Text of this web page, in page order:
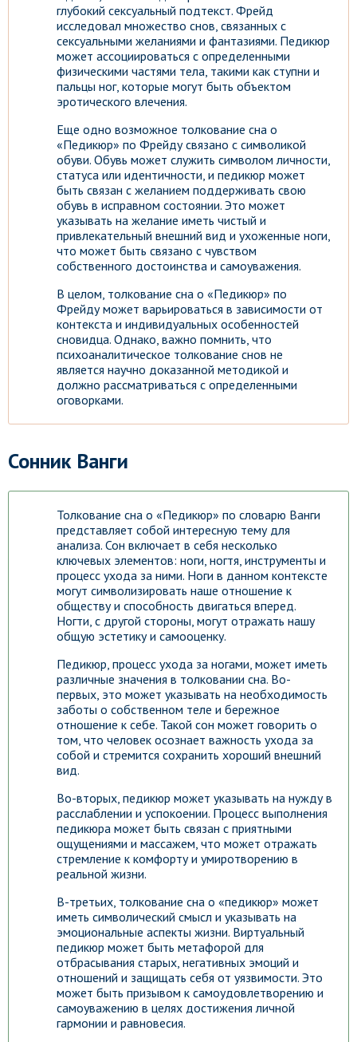
глубокий сексуальный подтекст. Фрейд
исследовал множество снов, связанных с
сексуальными желаниями и фантазиями. Педикюр
может ассоциироваться с определенными
физическими частями тела, такими как ступни и
пальцы ног, которые могут быть объектом
эротического влечения.
Еще одно возможное толкование сна о
«Педикюр» по Фрейду связано с символикой
обуви. Обувь может служить символом личности,
статуса или идентичности, и педикюр может
быть связан с желанием поддерживать свою
обувь в исправном состоянии. Это может
указывать на желание иметь чистый и
привлекательный внешний вид и ухоженные ноги,
что может быть связано с чувством
собственного достоинства и самоуважения.
В целом, толкование сна о «Педикюр» по
Фрейду может варьироваться в зависимости от
контекста и индивидуальных особенностей
сновидца. Однако, важно помнить, что
психоаналитическое толкование снов не
является научно доказанной методикой и
должно рассматриваться с определенными
оговорками.
Сонник Ванги
Толкование сна о «Педикюр» по словарю Ванги
представляет собой интересную тему для
анализа. Сон включает в себя несколько
ключевых элементов: ноги, ногтя, инструменты и
процесс ухода за ними. Ноги в данном контексте
могут символизировать наше отношение к
обществу и способность двигаться вперед.
Ногти, с другой стороны, могут отражать нашу
общую эстетику и самооценку.
Педикюр, процесс ухода за ногами, может иметь
различные значения в толковании сна. Во-
первых, это может указывать на необходимость
заботы о собственном теле и бережное
отношение к себе. Такой сон может говорить о
том, что человек осознает важность ухода за
собой и стремится сохранить хороший внешний
вид.
Во-вторых, педикюр может указывать на нужду в
расслаблении и успокоении. Процесс выполнения
педикюра может быть связан с приятными
ощущениями и массажем, что может отражать
стремление к комфорту и умиротворению в
реальной жизни.
В-третьих, толкование сна о «педикюр» может
иметь символический смысл и указывать на
эмоциональные аспекты жизни. Виртуальный
педикюр может быть метафорой для
отбрасывания старых, негативных эмоций и
отношений и защищать себя от уязвимости. Это
может быть призывом к самоудовлетворению и
самоуважению в целях достижения личной
гармонии и равновесия.